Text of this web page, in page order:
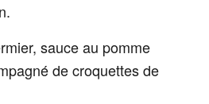
sauce au pomme
de croquettes de